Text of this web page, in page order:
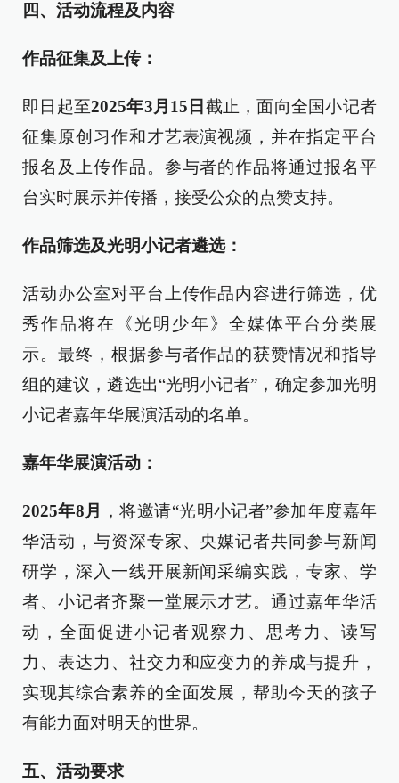
四、活动流程及内容
作品征集及上传：
即日起至2025年3月15日 截止，面向全国小记者
征集原创习作和才艺表演视频，并在指定平台
报名及上传作品。参与者的作品将通过报名平
台实时展示并传播，接受公众的点赞支持。
作品筛选及光明小记者遴选：
活动办公室对平台上传作品内容进行筛选，优
秀作品将在《光明少年》全媒体平台分类展
示。最终，根据参与者作品的获赞情况和指导
组的建议，遴选出“光明小记者”，确定参加光明
小记者嘉年华展演活动的名单。
嘉年华展演活动：
2025年8月
，将邀请“光明小记者”参加年度嘉年
华活动，与资深专家、央媒记者共同参与新闻
研学，深入一线开展新闻采编实践，专家、学
者、小记者齐聚一堂展示才艺。通过嘉年华活
动，全面促进小记者观察力、思考力、读写
力、表达力、社交力和应变力的养成与提升，
实现其综合素养的全面发展，帮助今天的孩子
有能力面对明天的世界。
五、活动要求